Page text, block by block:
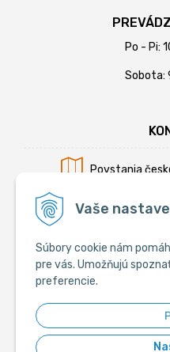
Vaše
Súbory cookie nám
pre vás. Umožňujú
preferencie.
Po - Pi:
Sobota:
Povstania
Mobil:
E-